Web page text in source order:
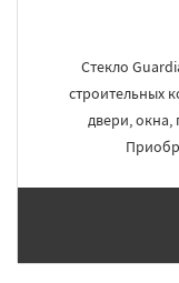
Стекло
строительных
двери, окна,